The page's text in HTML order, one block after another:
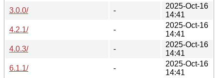
3.0.0/
-
2025-Oct-16
14:41
4.2.1/
-
2025-Oct-16
14:41
4.0.3/
-
2025-Oct-16
14:41
6.1.1/
-
2025-Oct-16
14:41